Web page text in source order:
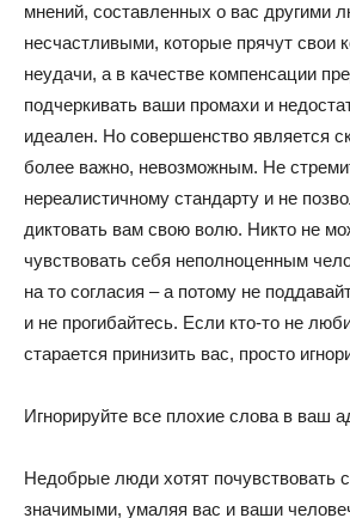
мнений, составленных о вас другими
несчастливыми, которые прячут свои
неудачи, а в качестве компенсации
подчеркивать ваши промахи и
идеален. Но совершенство является
более важно, невозможным. Не
нереалистичному стандарту и не
диктовать вам свою волю. Никто не
чувствовать себя неполноценным
на то согласия – а потому не
и не прогибайтесь. Если кто-то не
старается принизить вас, просто
Игнорируйте все плохие слова в ваш
Недобрые люди хотят почувствовать
значимыми, умаляя вас и ваши